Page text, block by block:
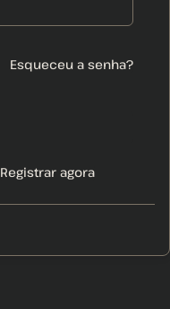
Esqueceu a senha?
Registrar agora